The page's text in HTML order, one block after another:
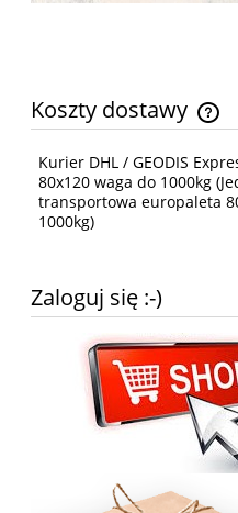
Koszty dostawy
Cena nie zawiera
Kurier DHL / GEODIS
80x120 waga do 1000kg
transportowa europaleta
1000kg)
Zaloguj się :-)